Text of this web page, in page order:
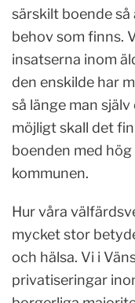
särskilt boende
behov som finns.
insatserna inom
den enskilde har
så länge man
möjligt skall det
boenden med
kommunen.
Hur våra
mycket stor
och hälsa. Vi i
privatiseringar